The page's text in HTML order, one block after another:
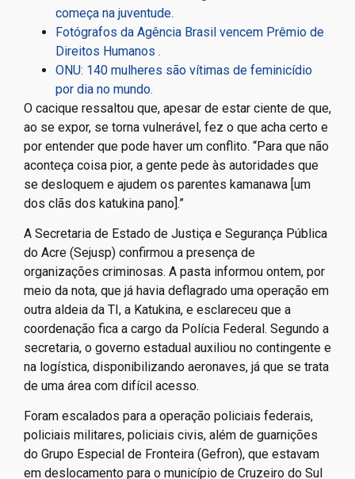
começa na juventude.
Fotógrafos da Agência Brasil vencem Prêmio de
Direitos Humanos .
ONU: 140 mulheres são vítimas de feminicídio
por dia no mundo.
O cacique ressaltou que, apesar de estar ciente de que,
ao se expor, se torna vulnerável, fez o que acha certo e
por entender que pode haver um conflito. “Para que não
aconteça coisa pior, a gente pede às autoridades que
se desloquem e ajudem os parentes kamanawa [um
dos clãs dos katukina pano].”
A Secretaria de Estado de Justiça e Segurança Pública
do Acre (Sejusp) confirmou a presença de
organizações criminosas. A pasta informou ontem, por
meio da nota, que já havia deflagrado uma operação em
outra aldeia da TI, a Katukina, e esclareceu que a
coordenação fica a cargo da Polícia Federal. Segundo a
secretaria, o governo estadual auxiliou no contingente e
na logística, disponibilizando aeronaves, já que se trata
de uma área com difícil acesso.
Foram escalados para a operação policiais federais,
policiais militares, policiais civis, além de guarnições
do Grupo Especial de Fronteira (Gefron), que estavam
em deslocamento para o município de Cruzeiro do Sul